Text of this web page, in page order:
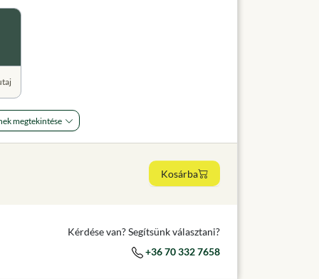
megtekintése
Kosárba
Kérdése van? Segítsünk választani?
+36 70 332 7658